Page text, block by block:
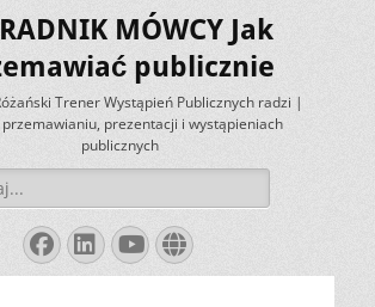
MÓWCY Jak
publicznie
Trener Wystąpień Publicznych radzi |
przemawianiu, prezentacji i wystąpieniach
publicznych
Facebook
LinkedIn
YouTube
Website